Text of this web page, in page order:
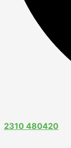
2310 480420